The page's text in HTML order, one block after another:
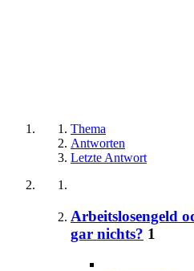
Thema
Antworten
Letzte Antwort
Arbeitslosengeld
gar nichts? 1